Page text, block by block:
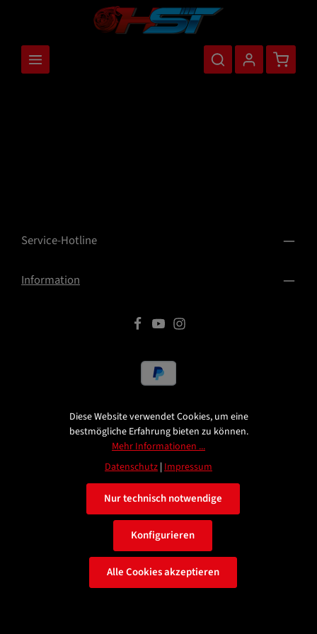
Service-Hotline
Information
© 2026 HST Turbotuning
Alle Preise inkl. gesetzl. Mehrwertsteuer zzgl.Versandkosten
und ggf. Nachnahmegebühren, wenn nicht anders angegeben.
Diese Website verwendet Cookies, um eine
bestmögliche Erfahrung bieten zu können.
Mehr Informationen ...
Datenschutz | Impressum
Nur technisch notwendige
Konfigurieren
Alle Cookies akzeptieren